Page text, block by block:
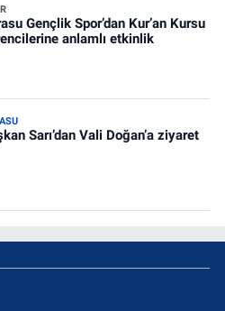
Gençlik Spor’dan Kur’an Kursu
anlamlı etkinlik
Sarı’dan Vali Doğan’a ziyaret